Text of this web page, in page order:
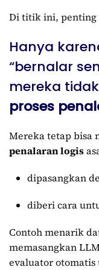
Di titik ini, penting
Hanya
“bernalar
mereka
proses
Mereka tetap bisa
penalaran logis
dipasangkan
diberi cara
Contoh menarik
memasangkan
evaluator